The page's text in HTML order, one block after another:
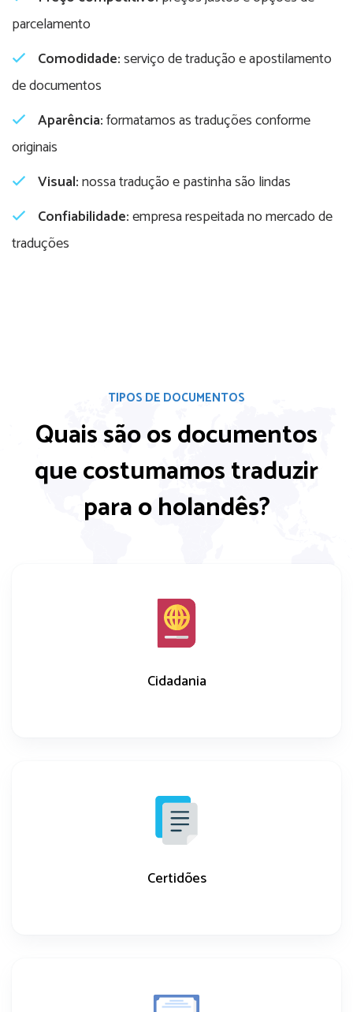
parcelamento
Comodidade:serviço de tradução e apostilamento
de documentos
Aparência:formatamos as traduções conforme
originais
Visual:nossa tradução e pastinha são lindas
Confiabilidade:empresa respeitada no mercado de
traduções
TIPOS DE DOCUMENTOS
Quais são os documentos
que costumamostraduzir
para o holandês?
Cidadania
Certidões